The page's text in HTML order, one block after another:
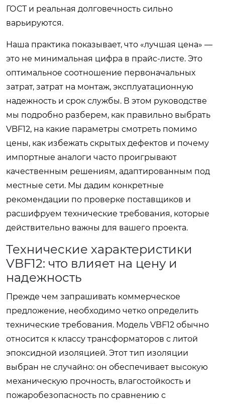
ГОСТ и реальная долговечность сильно
варьируются.
Наша практика показывает, что «лучшая цена» —
это не минимальная цифра в прайс-листе. Это
оптимальное соотношение первоначальных
затрат, затрат на монтаж, эксплуатационную
надежность и срок службы. В этом руководстве
мы подробно разберем, как правильно выбрать
VBF12, на какие параметры смотреть помимо
цены, как избежать скрытых дефектов и почему
импортные аналоги часто проигрывают
качественным решениям, адаптированным под
местные сети. Мы дадим конкретные
рекомендации по проверке поставщиков и
расшифруем технические требования, которые
действительно важны для вашего проекта.
Технические характеристики
VBF12: что влияет на цену и
надежность
Прежде чем запрашивать коммерческое
предложение, необходимо четко определить
технические требования. Модель VBF12 обычно
относится к классу трансформаторов с литой
эпоксидной изоляцией. Этот тип изоляции
выбран не случайно: он обеспечивает высокую
механическую прочность, влагостойкость и
пожаробезопасность по сравнению с